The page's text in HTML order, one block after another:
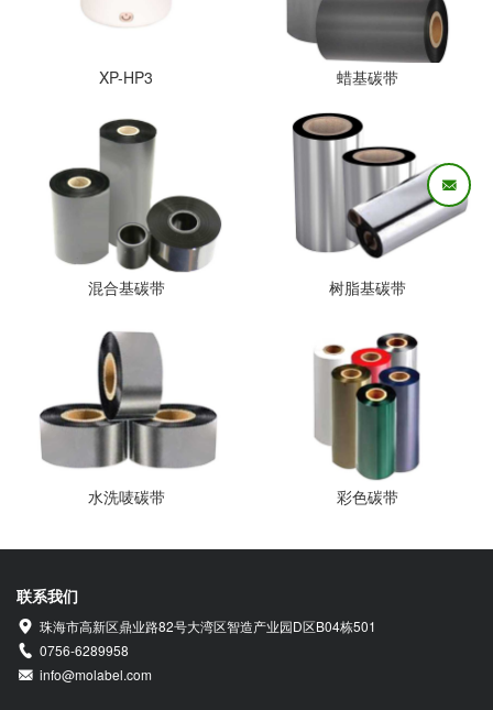
XP-HP3 蜡基碳带
混合基碳带 树脂基碳带
水洗唛碳带 彩色碳带
联系我们
珠海市高新区鼎业路82号大湾区智造产业园D区B04栋501
0756-6289958
info@molabel.com